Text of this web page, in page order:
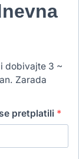
dobivajte 3 ~
Zarada
pretplatili *